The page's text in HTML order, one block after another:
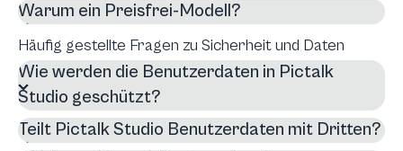
Warum ein Preisfrei-Modell?
Häufig gestellte Fragen zu Sicherheit und Daten
Wie werden die Benutzerdaten in Pictalk
Studio geschützt?
Teilt Pictalk Studio Benutzerdaten mit Dritten?